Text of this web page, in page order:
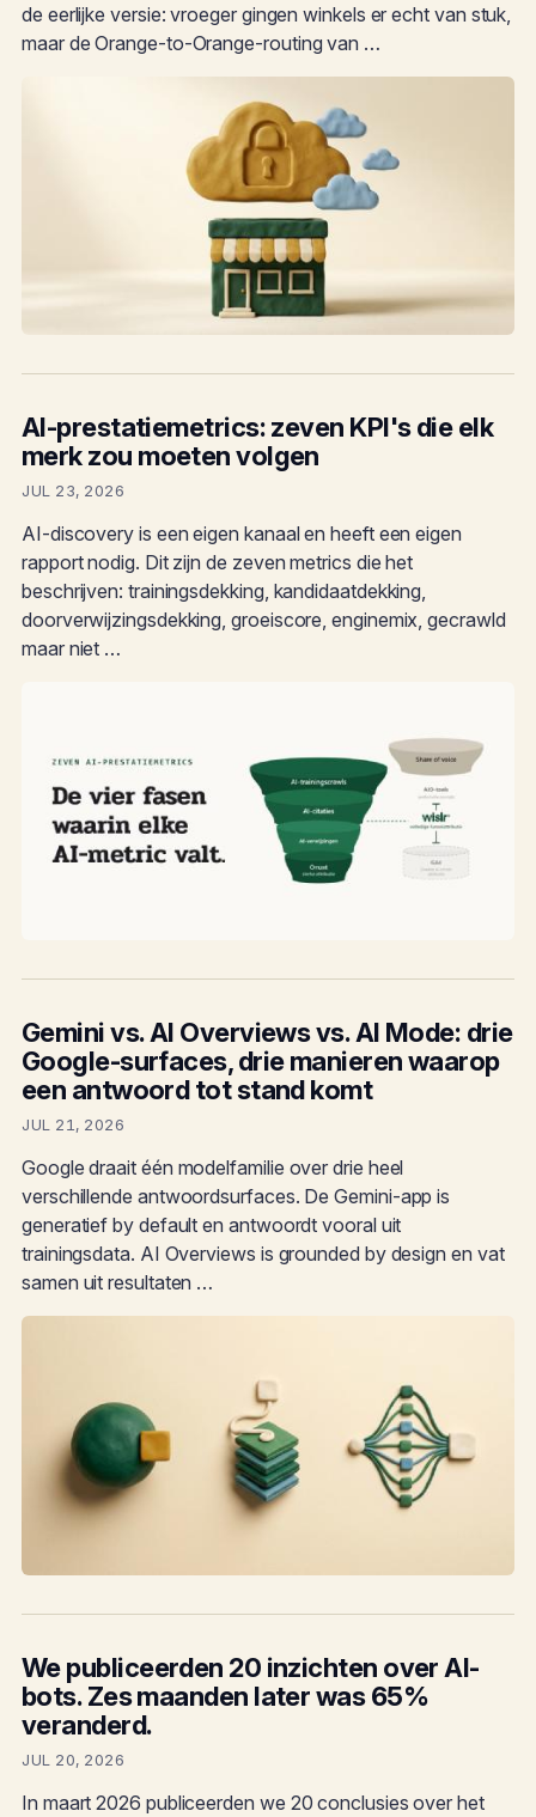
de eerlijke versie: vroeger gingen winkels er echt van stuk,
maar de Orange-to-Orange-routing van …
AI-prestatiemetrics: zeven KPI's die elk
merk zou moeten volgen
JUL 23, 2026
AI-discovery is een eigen kanaal en heeft een eigen
rapport nodig. Dit zijn de zeven metrics die het
beschrijven: trainingsdekking, kandidaatdekking,
doorverwijzingsdekking, groeiscore, enginemix, gecrawld
maar niet …
Gemini vs. AI Overviews vs. AI Mode: drie
Google-surfaces, drie manieren waarop
een antwoord tot stand komt
JUL 21, 2026
Google draait één modelfamilie over drie heel
verschillende antwoordsurfaces. De Gemini-app is
generatief by default en antwoordt vooral uit
trainingsdata. AI Overviews is grounded by design en vat
samen uit resultaten …
We publiceerden 20 inzichten over AI-
bots. Zes maanden later was 65%
veranderd.
JUL 20, 2026
In maart 2026 publiceerden we 20 conclusies over het